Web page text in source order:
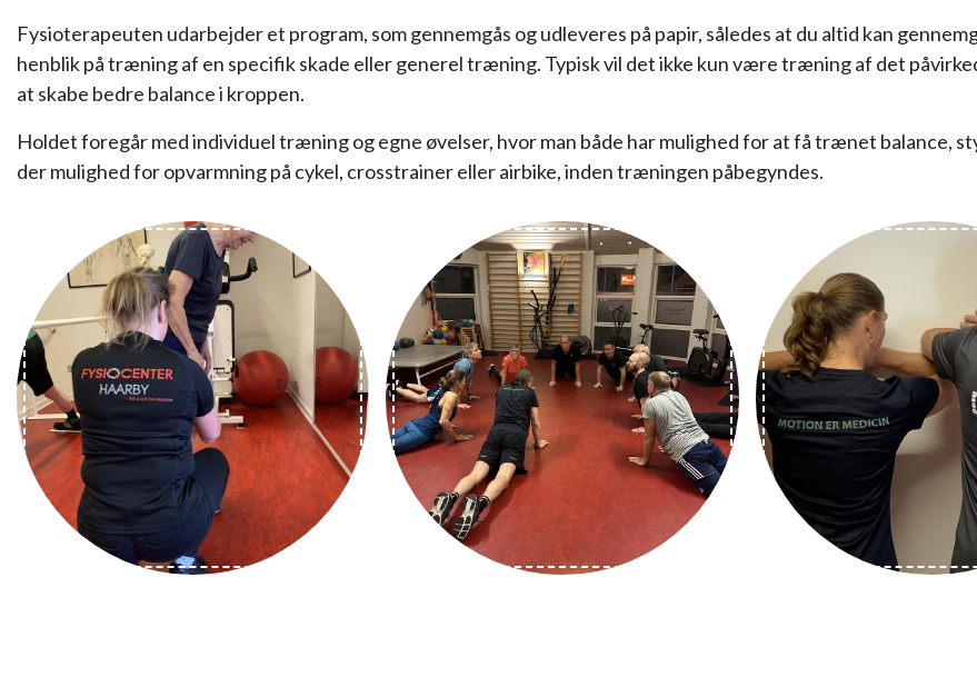
Fysioterapeuten udarbejder et program, som gennemgås og udleveres på papir, således at du altid kan
henblik på træning af en specifik skade eller generel træning. Typisk vil det ikke kun være træning af det
at skabe bedre balance i kroppen.
Holdet foregår med individuel træning og egne øvelser, hvor man både har mulighed for at få trænet balance,
der mulighed for opvarmning på cykel, crosstrainer eller airbike, inden træningen påbegyndes.